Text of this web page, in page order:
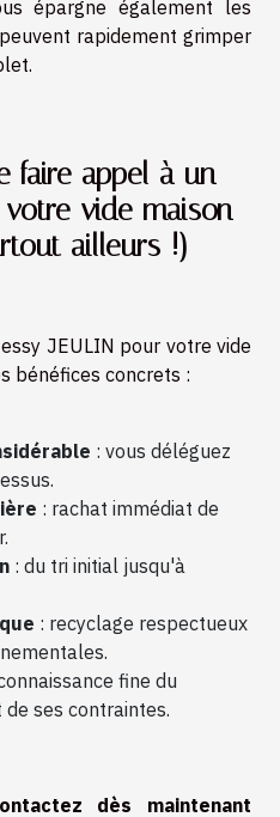
épargne également les
rapidement grimper
faire appel à un
vide maison
ailleurs !)
JEULIN pour votre vide
bénéfices concrets :
: vous déléguez
: rachat immédiat de
: du tri initial jusqu'à
: recyclage respectueux
fine du
ses contraintes.
dès maintenant